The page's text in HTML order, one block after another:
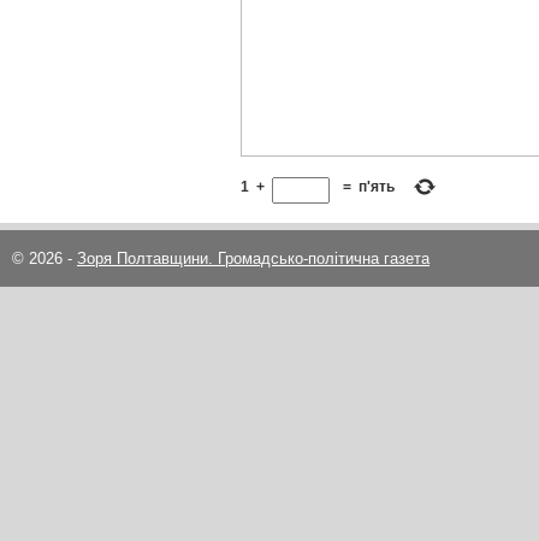
1 + = п'ять
© 2026 - Зоря Полтавщини. Громадсько-політична газета